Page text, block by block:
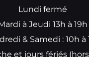
Lundi fermé
à Jeudi 13h à 19h
& Samedi : 10h à
et jours fériés